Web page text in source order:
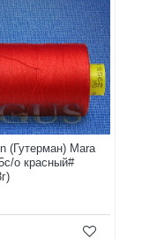
(Гутерман) Mara
о красный#